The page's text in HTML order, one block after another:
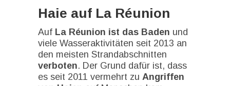
Haie auf La Réunion
Auf La Réunion ist das Baden und
viele Wasseraktivitäten seit 2013 an
den meisten Strandabschnitten
verboten. Der Grund dafür ist, dass
es seit 2011 vermehrt zu Angriffen